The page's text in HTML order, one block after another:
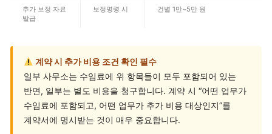
추가 보정 자료
발급
보정명령 시 건별 1만~5만 원
계약 시 추가 비용 조건 확인 필수
일부 사무소는 수임료에 위 항목들이 모두 포함되어 있는
반면, 일부는 별도 비용을 청구합니다. 계약 시 “어떤 업무가
수임료에 포함되고, 어떤 업무가 추가 비용 대상인지”를
계약서에 명시받는 것이 매우 중요합니다.